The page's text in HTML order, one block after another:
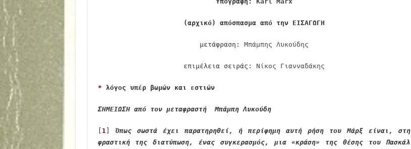
(αρχικό) απόσπασμα από την ΕΙΣΑΓΩΓΗ
μετάφραση: Μπάμπης Λυκούδης
επιμέλεια σειράς: Νίκος Γιανναδάκης
* λόγος υπέρ βωμών και εστιών
ΣΗΜΕΙΩΣΗ από τον μεταφραστή Μπάμπη Λυκούδη
[ 1 ] Όπως σωστά έχει παρατηρηθεί, ή περίφημη αυτή ρήση του Μάρξ είναι, στη
φραστική της διατύπωση, ένας συγκερασμός, μια «κράση» της θέσης του Πασκάλ